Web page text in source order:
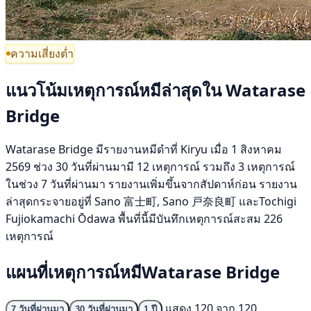
ความเสี่ยงต่ำ
แนวโน้มเหตุการณ์หมีล่าสุดใน Watarase
Bridge
Watarase Bridge มีรายงานหมีดำที่ Kiryu เมื่อ 1 สิงหาคม
2569 ช่วง 30 วันที่ผ่านมามี 12 เหตุการณ์ รวมถึง 3 เหตุการณ์
ในช่วง 7 วันที่ผ่านมา รายงานเพิ่มขึ้นจากสัปดาห์ก่อน รายงาน
ล่าสุดกระจายอยู่ที่ Sano 富士町, Sano 戸奈良町 และTochigi
Fujiokamachi Ōdawa พื้นที่นี้มีบันทึกเหตุการณ์สะสม 226
เหตุการณ์
แผนที่เหตุการณ์หมีWatarase Bridge
7 วันที่ผ่านมา 30 วันที่ผ่านมา 1 ปี แสดง 120 จาก 120